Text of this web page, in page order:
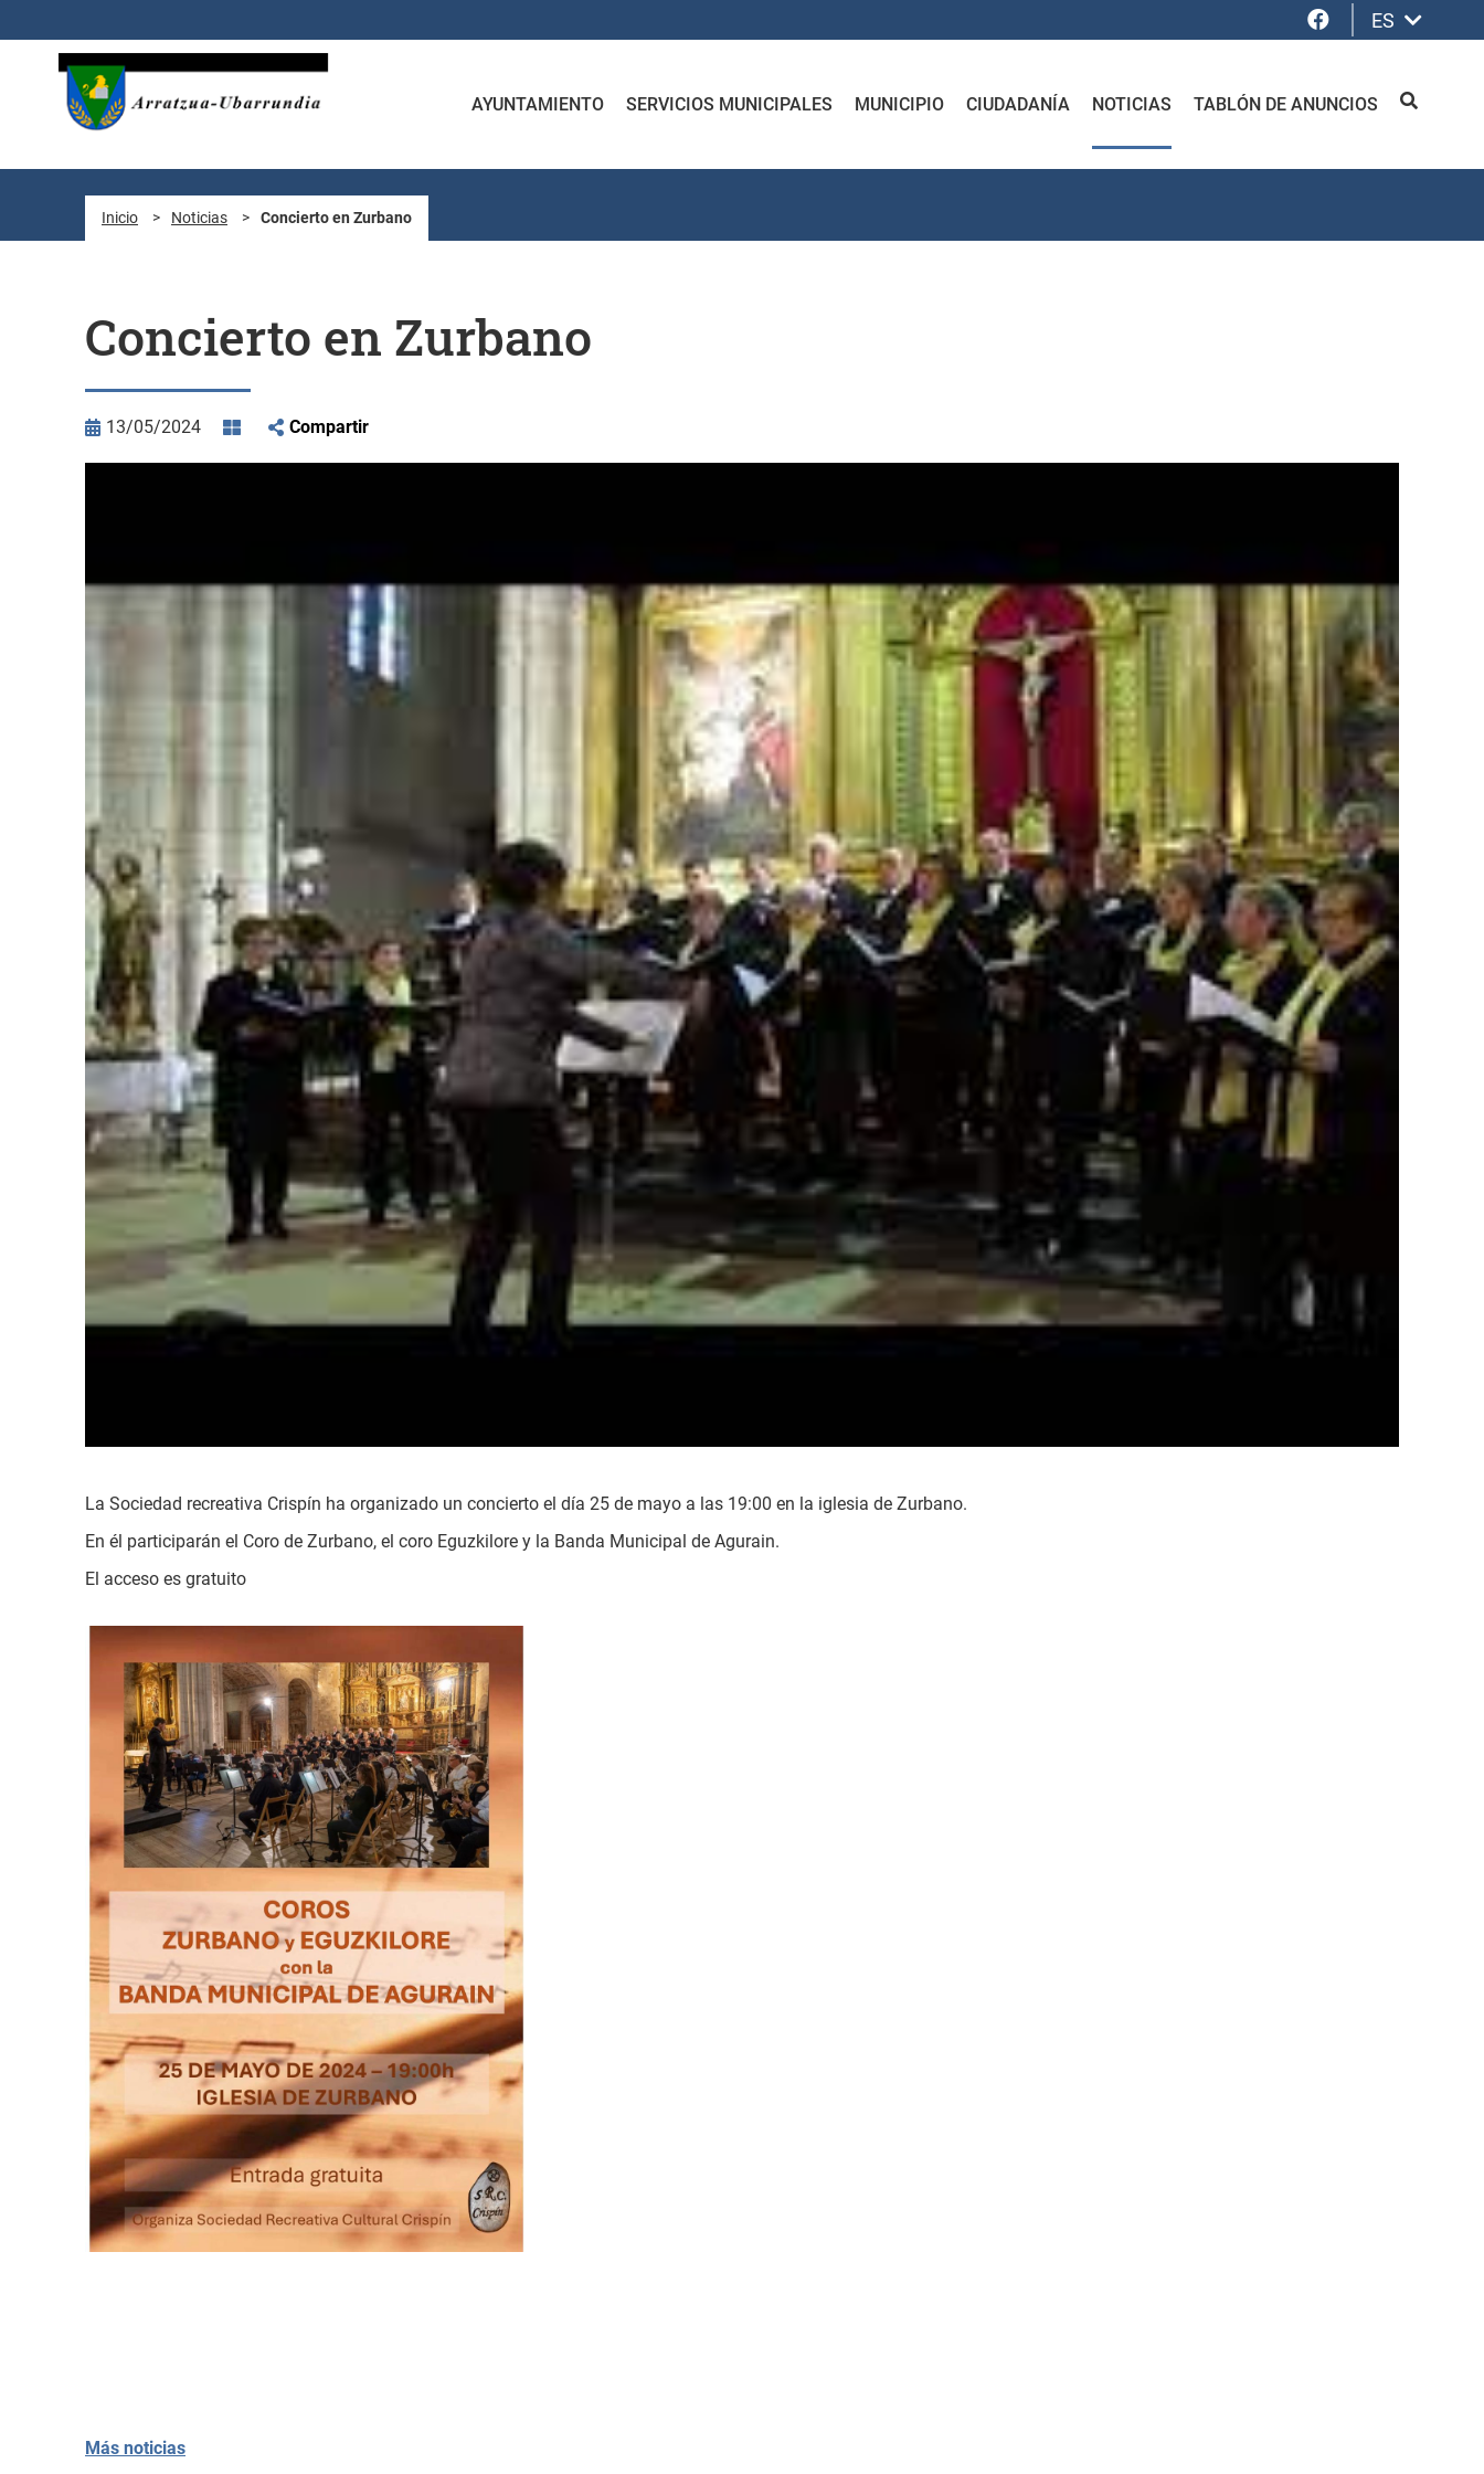
Facebook
ES
AYUNTAMIENTO SERVICIOS MUNICIPALES MUNICIPIO CIUDADANÍA NOTICIAS TABLÓN DE ANUNCIOS BUSCAR
Inicio > Noticias > Concierto en Zurbano
Concierto en Zurbano
13/05/2024 Compartir
La Sociedad recreativa Crispín ha organizado un concierto el día 25 de mayo a las 19:00 en la iglesia de Zurbano.
En él participarán el Coro de Zurbano, el coro Eguzkilore y la Banda Municipal de Agurain.
El acceso es gratuito
Más noticias